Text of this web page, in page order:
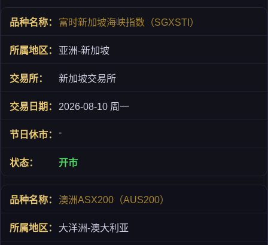
富时新加坡海峡指数（SGXSTI）
亚洲-新加坡
新加坡交易所
2026-08-10 周一
-
开市
澳洲ASX200（AUS200）
大洋洲-澳大利亚